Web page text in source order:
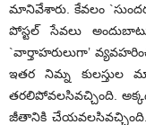
మానివేశారు. కేవలం
పోస్టల్ సేవలు
`వార్తాహరులుగా’
ఇతర నిమ్న కులస్తుల
తరలిపోవలసివచ్చింది.
జీతానికి